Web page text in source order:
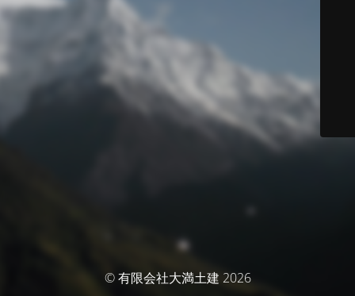
© 有限会社大満土建 2026